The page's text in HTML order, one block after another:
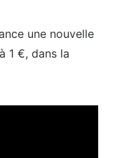
une nouvelle
1 €, dans la